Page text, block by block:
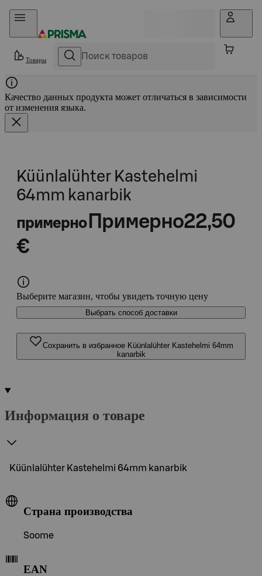
Прыгать в контент
Товары
Качество данных продукта может отличаться в зависимости
от изменения языка.
Küünlalühter Kastehelmi
64mm kanarbik
примерно Примерно22,50
€
Выберите магазин, чтобы увидеть точную цену
Выбрать способ доставки
Сохранить в избранное Küünlalühter Kastehelmi 64mm
kanarbik
Информация о товаре
Küünlalühter Kastehelmi 64mm kanarbik
Страна производства
Soome
EAN